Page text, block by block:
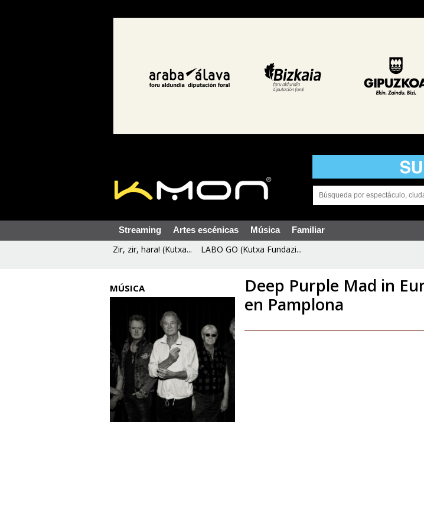
Streaming Artes escénicas Música Familiar
Zir, zir, hara! (Kutxa... LABO GO (Kutxa Fundazi...
MÚSICA
Deep Purple Mad in
en Pamplona